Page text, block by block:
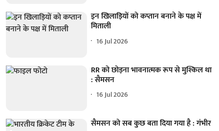
इन खिलाड़ियों को कप्तान बनाने के पक्ष में
मिताली
16 Jul 2026
RR को छोड़ना भावनात्मक रूप से मुश्किल था
: सैमसन
16 Jul 2026
सैमसन को सब कुछ बता दिया गया है : गंभीर